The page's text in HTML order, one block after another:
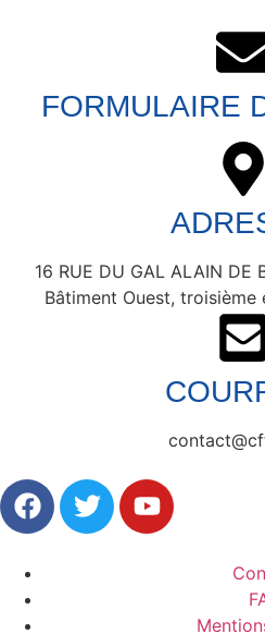
FORMULAIRE
16 RUE DU GAL ALAIN DE
Bâtiment Ouest, troisième